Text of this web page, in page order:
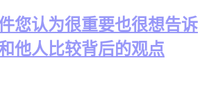
您认为很重要也很想告诉
他人比较背后的观点